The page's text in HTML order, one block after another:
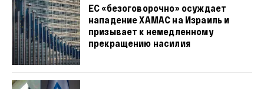
ЕС «безоговорочно» осуждает
нападение ХАМАС на Израиль и
призывает к немедленному
прекращению насилия